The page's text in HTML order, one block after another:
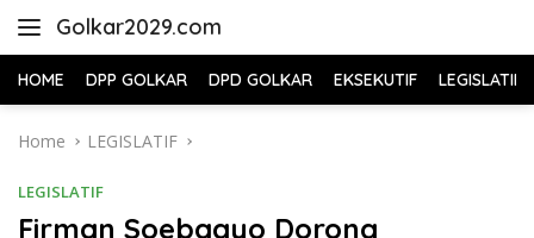
Golkar2029.com
HOME DPP GOLKAR DPD GOLKAR EKSEKUTIF LEGISLATIF
Home LEGISLATIF
LEGISLATIF
Firman Soebagyo Dorong